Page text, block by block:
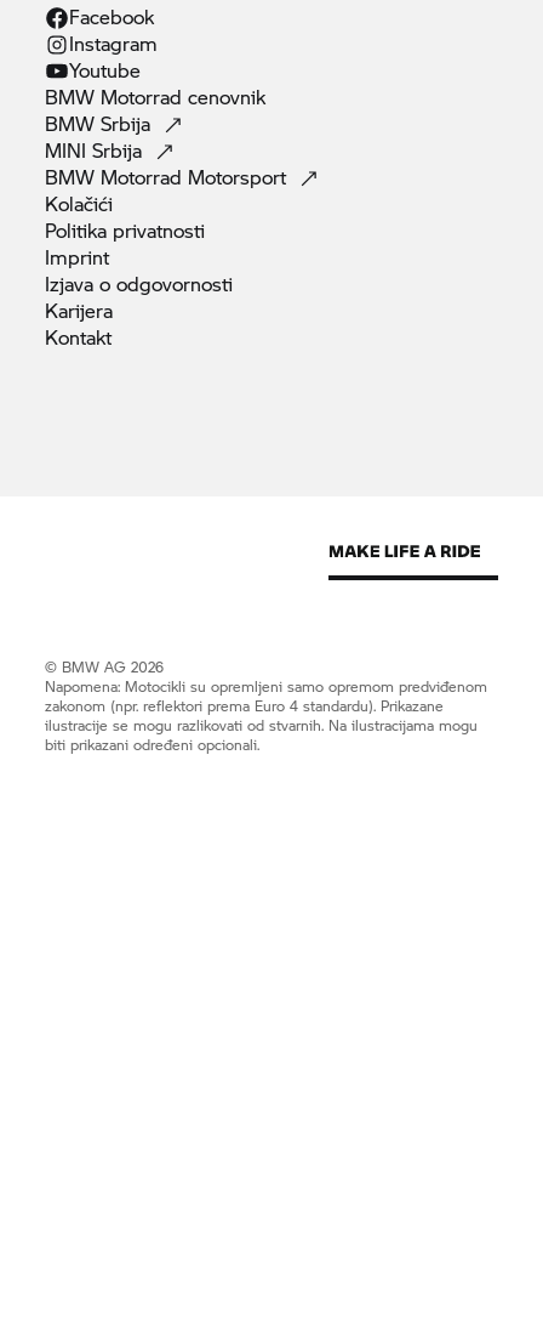
Facebook
Instagram
Youtube
BMW Motorrad cenovnik
BMWSrbija
MINISrbija
BMW Motorrad Motorsport
Kolačići
Politika privatnosti
Imprint
Izjava oodgovornosti
Karijera
Kontakt
© BMW AG 2026
Napomena: Motocikli su opremljeni samo opremom predviđenom
zakonom (npr. reflektori prema Euro 4 standardu). Prikazane
ilustracije se mogu razlikovati od stvarnih. Na ilustracijama mogu
biti prikazani određeni opcionali.